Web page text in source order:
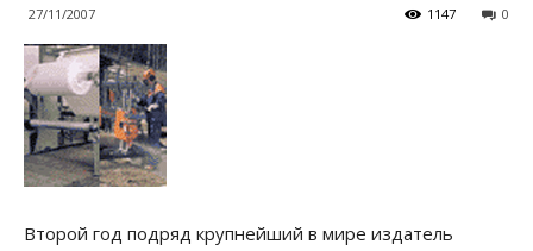
27/11/2007 0
1147
Второй год подряд крупнейший в мире издатель